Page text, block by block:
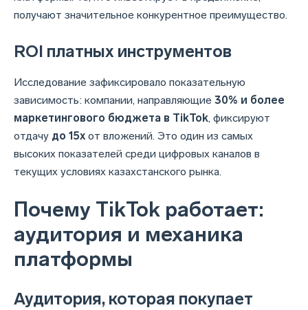
получают значительное конкурентное преимущество.
ROI платных инструментов
Исследование зафиксировало показательную
зависимость: компании, направляющие 30% и более
маркетингового бюджета в TikTok, фиксируют
отдачу до 15x от вложений. Это один из самых
высоких показателей среди цифровых каналов в
текущих условиях казахстанского рынка.
Почему TikTok работает:
аудитория и механика
платформы
Аудитория, которая покупает